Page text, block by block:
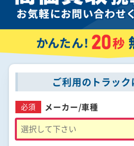
ご利用のトラック
必須 メーカー/車種